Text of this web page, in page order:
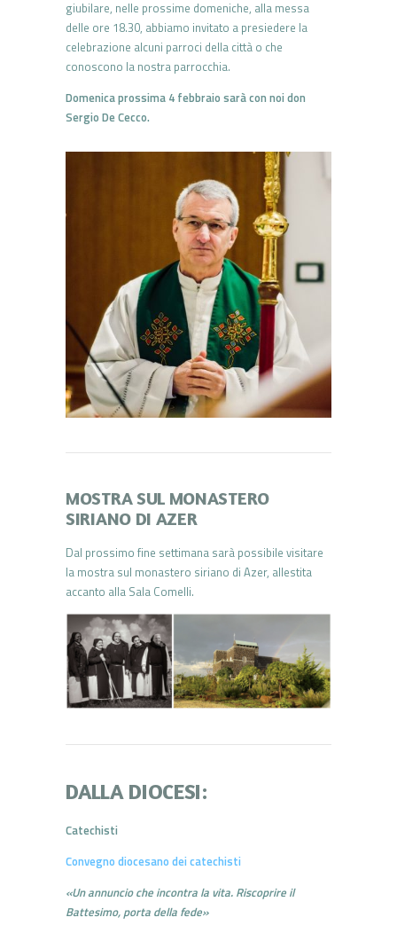
giubilare, nelle prossime domeniche, alla messa
delle ore 18.30, abbiamo invitato a presiedere la
celebrazione alcuni parroci della città o che
conoscono la nostra parrocchia.
Domenica prossima 4 febbraio sarà con noi don
Sergio De Cecco.
MOSTRA SUL MONASTERO
SIRIANO DI AZER
Dal prossimo fine settimana sarà possibile visitare
la mostra sul monastero siriano di Azer, allestita
accanto alla Sala Comelli.
DALLA DIOCESI:
Catechisti
Convegno diocesano dei catechisti
«Un annuncio che incontra la vita. Riscoprire il
Battesimo, porta della fede»